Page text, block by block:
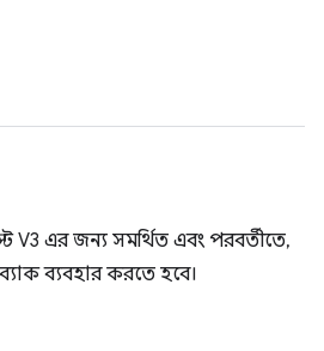
V3 এর জন্য সমর্থিত এবং পরবর্তীতে,
ব্যবহার করতে হবে।